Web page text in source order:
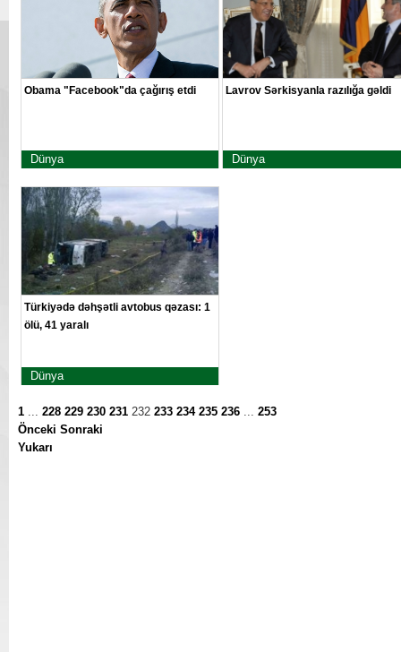
Obama "Facebook"da çağırış etdi
Dünya
Lavrov Sərkisyanla razılığa gəldi
Dünya
Türkiyədə dəhşətli avtobus qəzası: 1
ölü, 41 yaralı
Dünya
1 ... 228 229 230 231 232 233 234 235 236 ... 253
Önceki Sonraki
Yukarı